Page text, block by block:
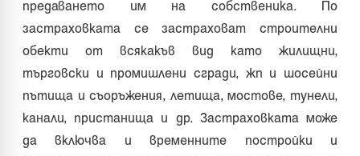
предаването им на собственика. По
застраховката се застраховат строителни
обекти от всякакъв вид като жилищни,
търговски и промишлени сгради, жп и шосейни
пътища и съоръжения, летища, мостове, тунели,
канали, пристанища и др. Застраховката може
да включва и временните постройки и